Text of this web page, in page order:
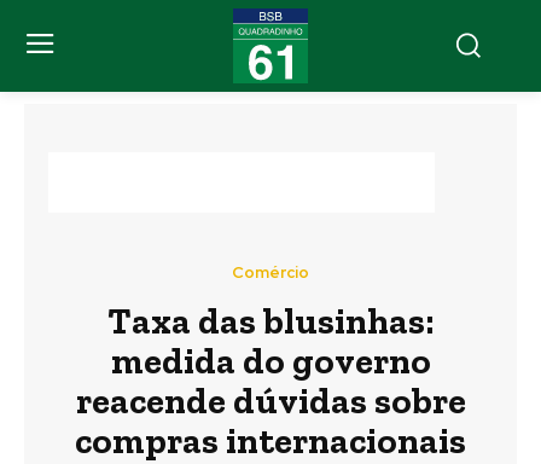
Comércio
Taxa das blusinhas:
medida do governo
reacende dúvidas sobre
compras internacionais